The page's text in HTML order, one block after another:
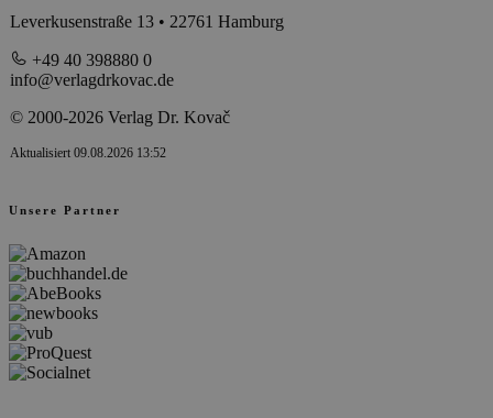
Leverkusenstraße 13 • 22761 Hamburg
+49 40 398880 0
info@verlagdrkovac.de
© 2000-2026 Verlag Dr. Kovač
Aktualisiert 09.08.2026 13:52
Unsere Partner